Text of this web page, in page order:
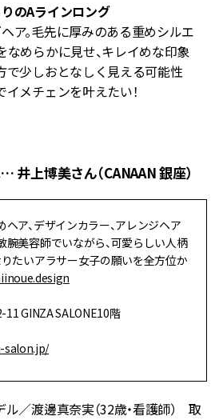
のAラインロング
ア。毛先に厚みのある重めシルエ
なめらかに見せ、キレイめな印象
で少しおとなしく見える可能性
イメチェンを叶えたい！
井上博美さん（CANAAN 銀座）
ア、デザインカラー、アレンジヘア
腕美容師でいながら、可愛らしい人柄
りたいアラサー女子の願いを全方位か
GINZA SALONE10階
salon.jp/
／渡邊真奈実（32歳・看護師） 取